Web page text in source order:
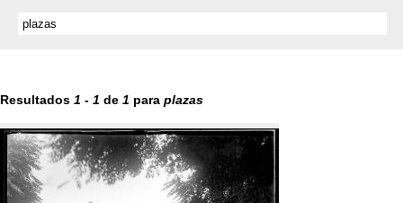
Resultados 1 - 1 de 1 para plazas